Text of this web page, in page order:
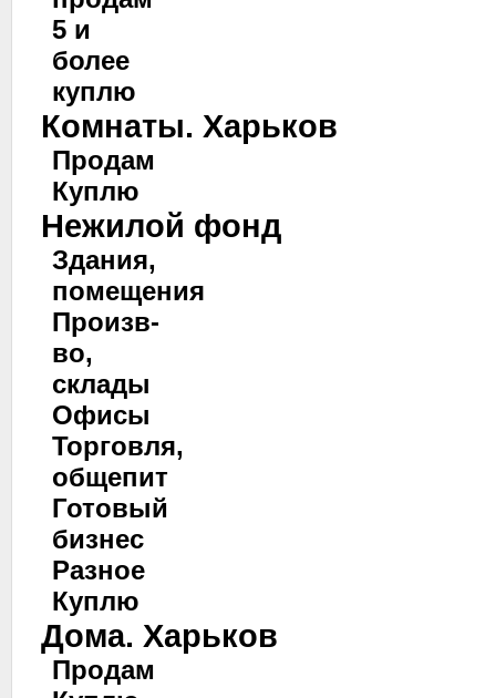
5 и
более
куплю
Комнаты. Харьков
Продам
Куплю
Нежилой фонд
Здания,
помещения
Произв-
во,
склады
Офисы
Торговля,
общепит
Готовый
бизнес
Разное
Куплю
Дома. Харьков
Продам